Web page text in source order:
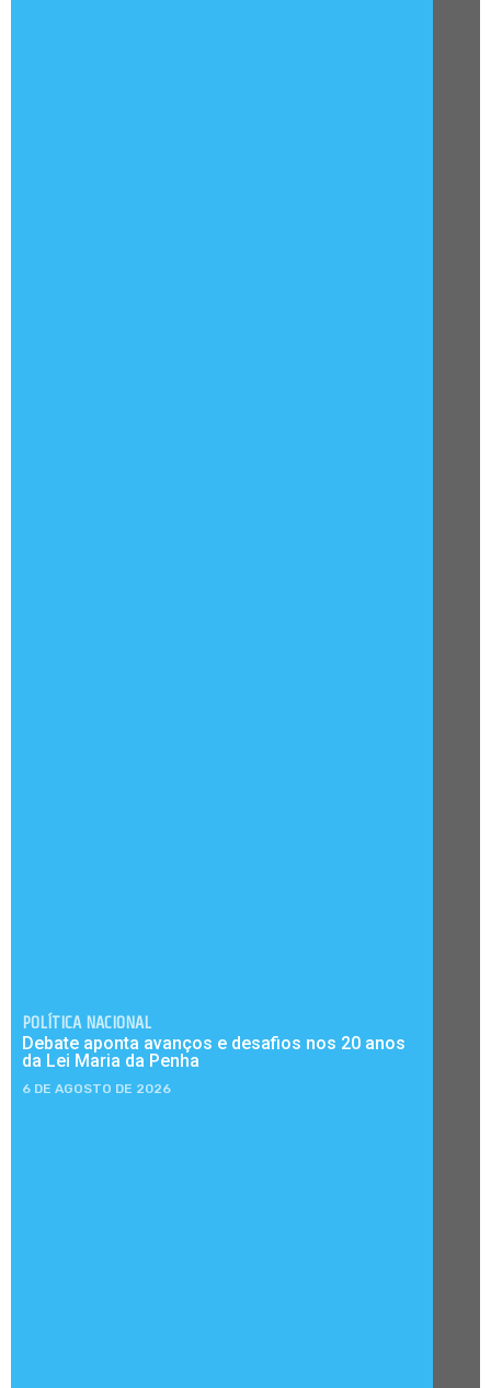
POLÍTICA NACIONAL
Debate aponta avanços e desafios nos 20 anos
da Lei Maria da Penha
6 DE AGOSTO DE 2026